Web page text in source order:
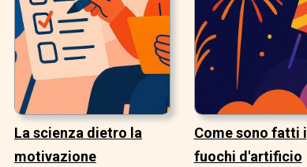
La scienza dietro la
motivazione
Come sono fatti i
fuochi d'artificio